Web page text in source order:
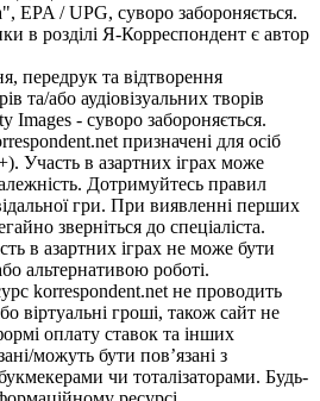
EPA / UPG, суворо забороняється.
в розділі Я-Корреспондент є автор
передрук та відтворення
та/або аудіовізуальних творів
Images - суворо забороняється.
призначені для осіб
Участь в азартних іграх може
Дотримуйтесь правил
гри. При виявленні перших
зверніться до спеціаліста.
в азартних іграх не може бути
альтернативою роботі.
korrespondent.net не проводить
віртуальні гроші, також сайт не
оплату ставок та інших
можуть бути пов’язані з
чи тоталізаторами. Будь-